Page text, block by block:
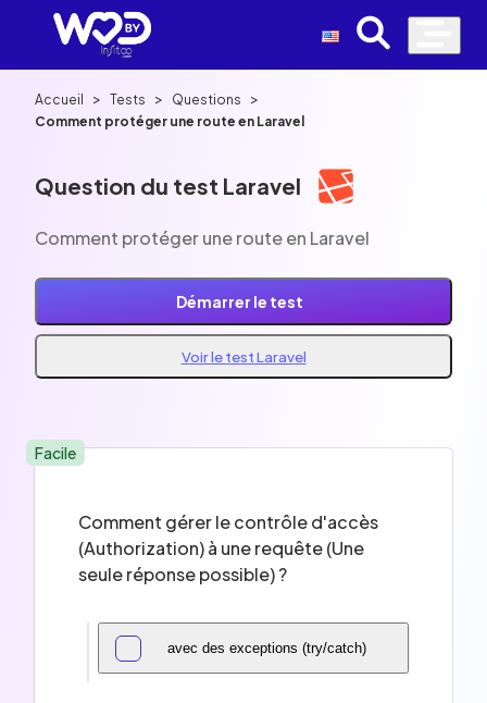
Accueil > Tests > Questions >
Comment protéger une route en Laravel
Question du test Laravel
Comment protéger une route en Laravel
Démarrer le test
Voir le test Laravel
Facile
Comment gérer le contrôle d'accès
(Authorization) à une requête (Une
seule réponse possible) ?
avec des exceptions (try/catch)